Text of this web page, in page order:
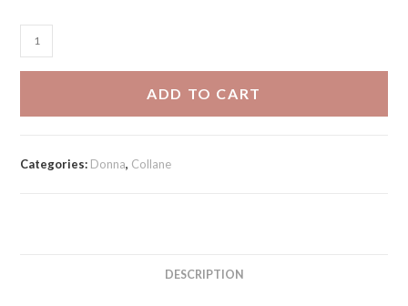
Collana
Anita
ADD TO CART
Categories: Donna, Collane
DESCRIPTION